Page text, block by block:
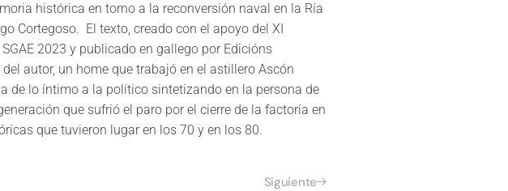
histórica en torno a la reconversión naval en la Ría
Cortegoso. El texto, creado con el apoyo del XI
2023 y publicado en gallego por Edicións
autor, un home que trabajó en el astillero Ascón
de lo íntimo a la político sintetizando en la persona de
que sufrió el paro por el cierre de la factoría en
que tuvieron lugar en los 70 y en los 80.
Siguiente